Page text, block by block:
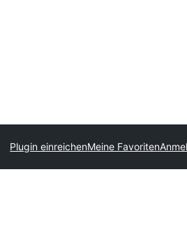
Plugin einreichenMeine Favoriten